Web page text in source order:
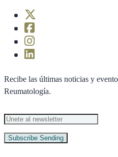
Recibe las últimas noticias y
Reumatología.
Subscribe Sending